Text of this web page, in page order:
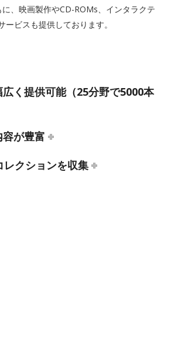
、映画製作やCD-ROMs、インタラクテ
ビスも提供しております。
く提供可能（25分野で5000本
が豊富
レクションを収集